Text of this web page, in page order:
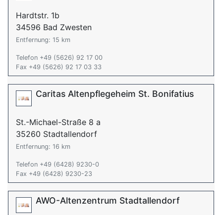
Hardtstr. 1b
34596 Bad Zwesten
Entfernung: 15 km
Telefon +49 (5626) 92 17 00
Fax +49 (5626) 92 17 03 33
Caritas Altenpflegeheim St. Bonifatius
St.-Michael-Straße 8 a
35260 Stadtallendorf
Entfernung: 16 km
Telefon +49 (6428) 9230-0
Fax +49 (6428) 9230-23
AWO-Altenzentrum Stadtallendorf